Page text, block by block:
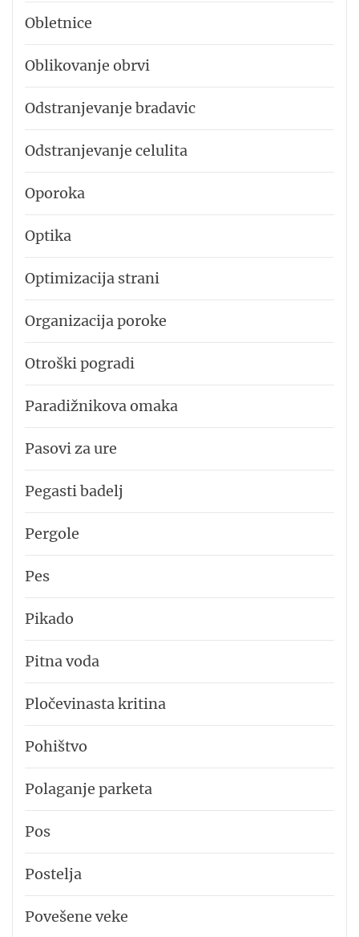
Obletnice
Oblikovanje obrvi
Odstranjevanje bradavic
Odstranjevanje celulita
Oporoka
Optika
Optimizacija strani
Organizacija poroke
Otroški pogradi
Paradižnikova omaka
Pasovi za ure
Pegasti badelj
Pergole
Pes
Pikado
Pitna voda
Pločevinasta kritina
Pohištvo
Polaganje parketa
Pos
Postelja
Povešene veke